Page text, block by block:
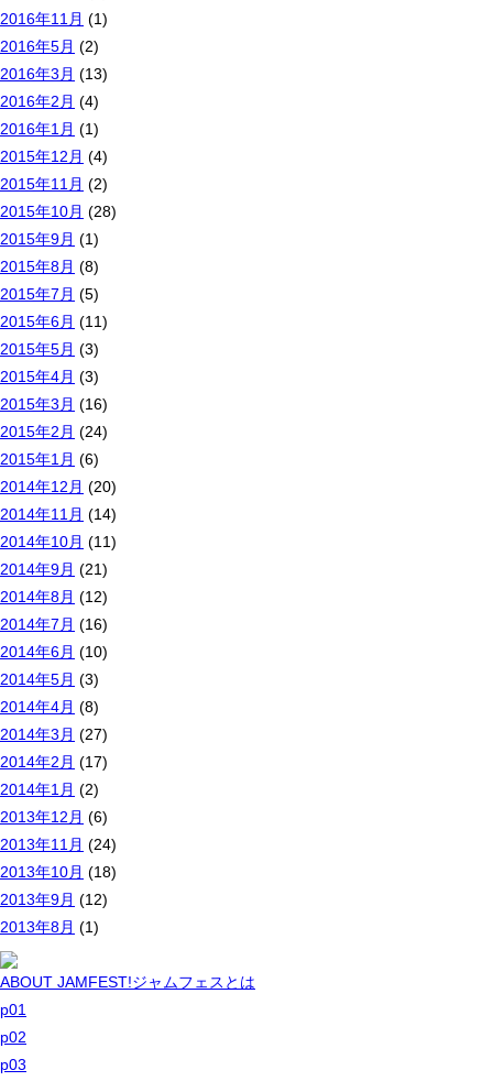
2016年11月 (1)
2016年5月 (2)
2016年3月 (13)
2016年2月 (4)
2016年1月 (1)
2015年12月 (4)
2015年11月 (2)
2015年10月 (28)
2015年9月 (1)
2015年8月 (8)
2015年7月 (5)
2015年6月 (11)
2015年5月 (3)
2015年4月 (3)
2015年3月 (16)
2015年2月 (24)
2015年1月 (6)
2014年12月 (20)
2014年11月 (14)
2014年10月 (11)
2014年9月 (21)
2014年8月 (12)
2014年7月 (16)
2014年6月 (10)
2014年5月 (3)
2014年4月 (8)
2014年3月 (27)
2014年2月 (17)
2014年1月 (2)
2013年12月 (6)
2013年11月 (24)
2013年10月 (18)
2013年9月 (12)
2013年8月 (1)
ABOUT JAMFEST!ジャムフェスとは
p01
p02
p03